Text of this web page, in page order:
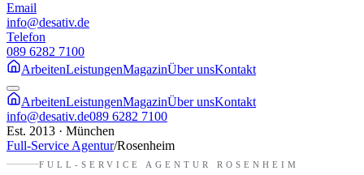
Email
info@desativ.de
Telefon
089 6282 7100
ArbeitenLeistungenMagazinÜber unsKontakt
ArbeitenLeistungenMagazinÜber unsKontakt
info@desativ.de089 6282 7100
Est. 2013 · München
Full-Service Agentur/Rosenheim
FULL-SERVICE AGENTUR ROSENHEIM